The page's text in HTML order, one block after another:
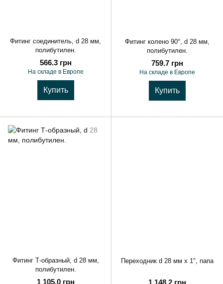
Фитинг соединитель, d 28 мм,
полибутилен.
566.3 грн
На складе в Европе
Купить
Фитинг колено 90°, d 28 мм,
полибутилен.
759.7 грн
На складе в Европе
Купить
Фитинг Т-образный, d 28 мм,
полибутилен.
1 105.0 грн
Переходник d 28 мм x 1", папа